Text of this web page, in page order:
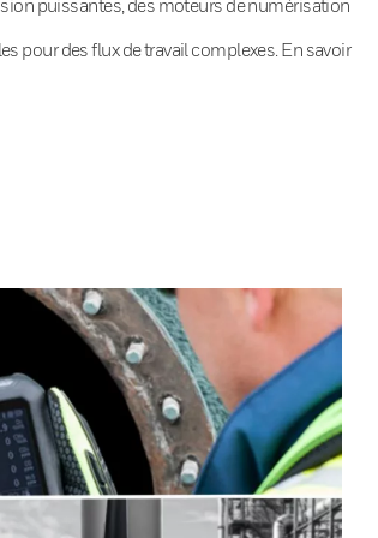
puissantes, des moteurs de numérisation
pour des flux de travail complexes. En savoir